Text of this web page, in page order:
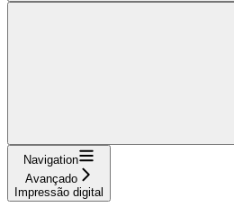
Navigation
Avançado
Impressão digital